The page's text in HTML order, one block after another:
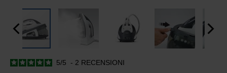
SKIP 5/5 - 2 RECENSIONI